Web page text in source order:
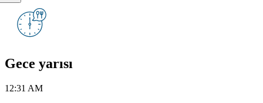
Gece yarısı
12:31 AM